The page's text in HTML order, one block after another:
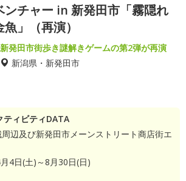
ンチャー in 新発田市「霧隠れ
」（再演）
新発田市街歩き謎解きゲームの第2弾が再演
新潟県・新発田市
ティビティDATA
辺及び新発田市メーンストリート商店街エ
4日(土)～8月30日(日)